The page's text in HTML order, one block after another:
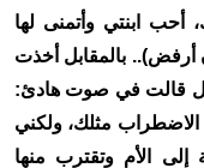
أحب ابنتي وأتمنى لها
أرفض).. بالمقابل أخذت
بل قالت في صوت هادئ:
الاضطراب مثلك، ولكني
الأم وتقترب منها